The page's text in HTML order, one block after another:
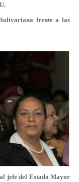
frente a las
jefe del Estado Mayor